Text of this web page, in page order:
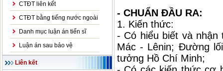
CTĐT liên kết
CTĐT bằng tiếng nước ngoài
Danh mục luận án tiến sĩ
Luận án sau bảo vệ
Liên kết
- CHUẨN ĐẦU RA:
1. Kiến thức:
- Có hiểu biết và
Mác - Lênin; Đường
tưởng Hồ Chí Minh;